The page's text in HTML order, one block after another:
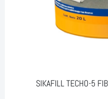
SIKAFILL TECHO-5